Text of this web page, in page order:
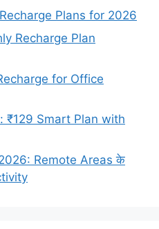
Plans for 2026
Recharge Plan
for Office
₹129 Smart Plan with
Remote Areas के